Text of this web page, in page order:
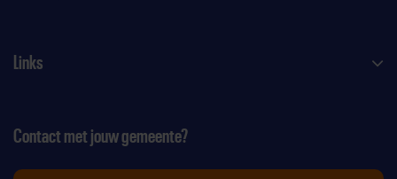
Links
Contact met jouw gemeente?